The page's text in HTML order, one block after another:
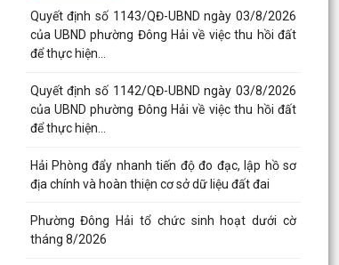
Quyết định số 1143/QĐ-UBND ngày 03/8/2026
của UBND phường Đông Hải về việc thu hồi đất
để thực hiện...
Quyết định số 1142/QĐ-UBND ngày 03/8/2026
của UBND phường Đông Hải về việc thu hồi đất
để thực hiện...
Hải Phòng đẩy nhanh tiến độ đo đạc, lập hồ sơ
địa chính và hoàn thiện cơ sở dữ liệu đất đai
Phường Đông Hải tổ chức sinh hoạt dưới cờ
tháng 8/2026